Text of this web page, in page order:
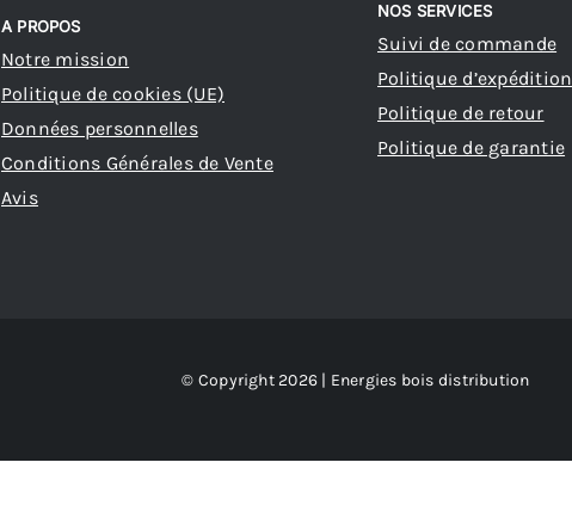
A PROPOS
Notre mission
Politique de cookies (UE)
Données personnelles
Conditions Générales de Vente
Avis
NOS SERVICES
Suivi de commande
Politique d’expédition
Politique de retour
Politique de garantie
© Copyright 2026 | Energies bois distribution